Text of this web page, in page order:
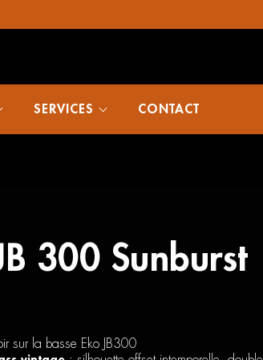
SERVICES CONTACT
300 Sunburst
sur la basse Eko JB300